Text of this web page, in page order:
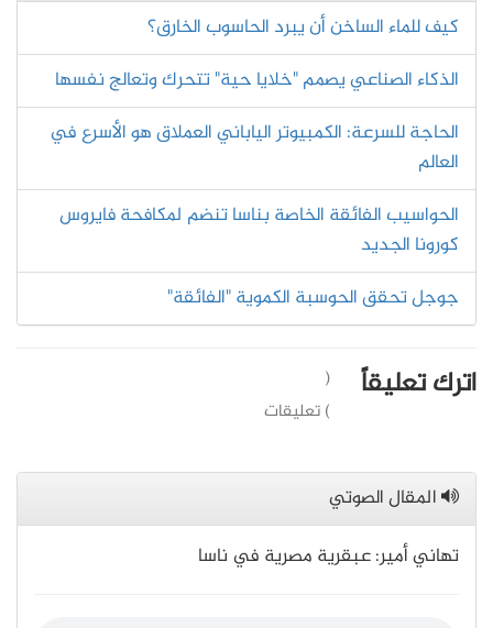
كيف للماء الساخن أن يبرد الحاسوب الخارق؟
الذكاء الصناعي يصمم "خلايا حية" تتحرك وتعالج نفسها
الحاجة للسرعة: الكمبيوتر الياباني العملاق هو الأسرع في
العالم
الحواسيب الفائقة الخاصة بناسا تنضم لمكافحة فايروس
كورونا الجديد
جوجل تحقق الحوسبة الكموية "الفائقة"
اترك تعليقاً
(
) تعليقات
المقال الصوتي
تهاني أمير: عبقرية مصرية في ناسا